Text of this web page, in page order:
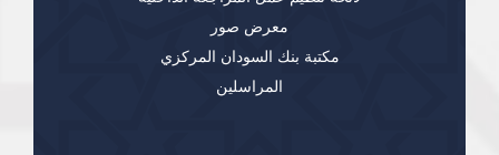
معرض صور
مكتبة بنك السودان المركزي
المراسلين